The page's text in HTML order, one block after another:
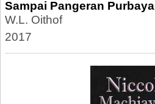
Sampai Pangeran Purbaya
W.L. Oithof
2017